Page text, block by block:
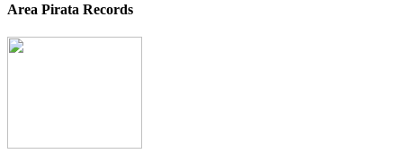
Area Pirata Records